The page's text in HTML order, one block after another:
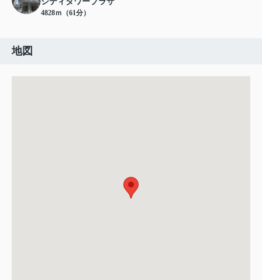
4828ｍ（61分）
地図